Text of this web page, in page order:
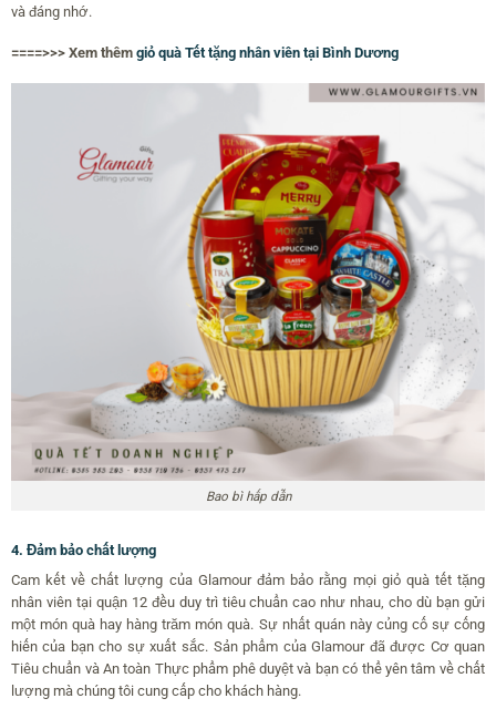
và đáng nhớ.
====>>> Xem thêm giỏ quà Tết tặng nhân viên tại Bình Dương
Bao bì hấp dẫn
4. Đảm bảo chất lượng
Cam kết về chất lượng của Glamour đảm bảo rằng mọi giỏ quà tết tặng
nhân viên tại quận 12 đều duy trì tiêu chuẩn cao như nhau, cho dù bạn gửi
một món quà hay hàng trăm món quà. Sự nhất quán này củng cố sự cống
hiến của bạn cho sự xuất sắc. Sản phẩm của Glamour đã được Cơ quan
Tiêu chuẩn và An toàn Thực phẩm phê duyệt và bạn có thể yên tâm về chất
lượng mà chúng tôi cung cấp cho khách hàng.